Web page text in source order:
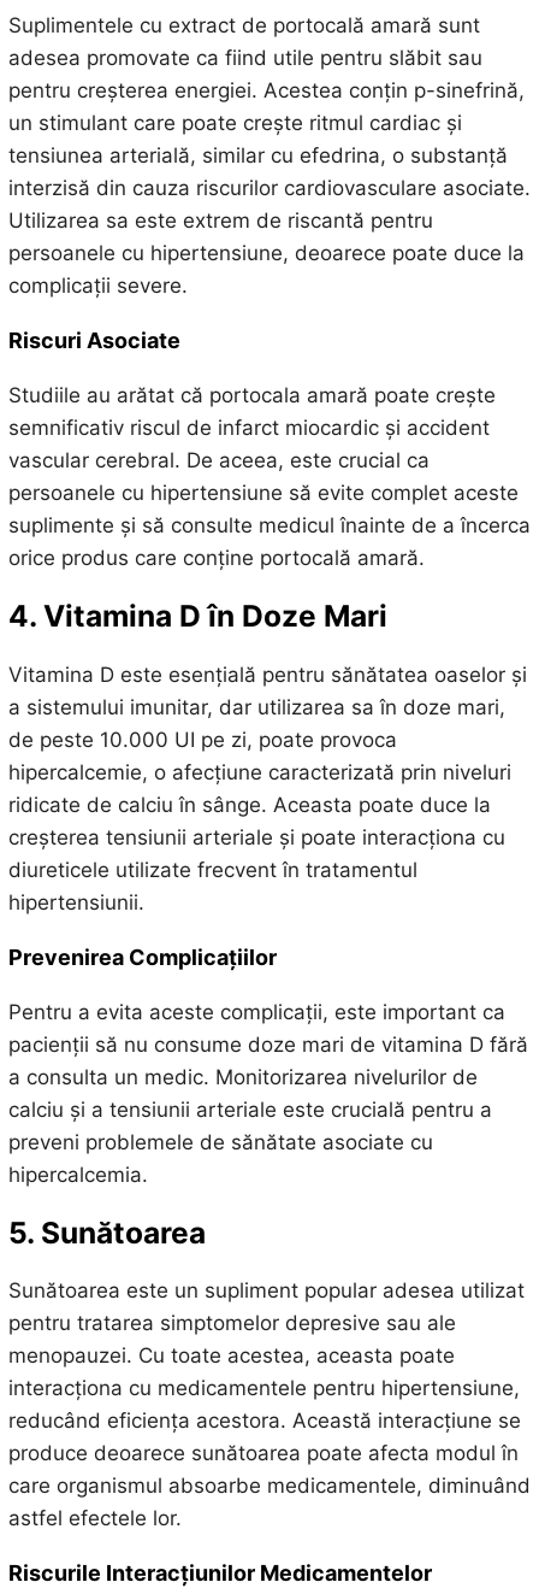
Suplimentele cu extract de portocală amară sunt
adesea promovate ca fiind utile pentru slăbit sau
pentru creșterea energiei. Acestea conțin p-sinefrină,
un stimulant care poate crește ritmul cardiac și
tensiunea arterială, similar cu efedrina, o substanță
interzisă din cauza riscurilor cardiovasculare asociate.
Utilizarea sa este extrem de riscantă pentru
persoanele cu hipertensiune, deoarece poate duce la
complicații severe.
Riscuri Asociate
Studiile au arătat că portocala amară poate crește
semnificativ riscul de infarct miocardic și accident
vascular cerebral. De aceea, este crucial ca
persoanele cu hipertensiune să evite complet aceste
suplimente și să consulte medicul înainte de a încerca
orice produs care conține portocală amară.
4. Vitamina D în Doze Mari
Vitamina D este esențială pentru sănătatea oaselor și
a sistemului imunitar, dar utilizarea sa în doze mari,
de peste 10.000 UI pe zi, poate provoca
hipercalcemie, o afecțiune caracterizată prin niveluri
ridicate de calciu în sânge. Aceasta poate duce la
creșterea tensiunii arteriale și poate interacționa cu
diureticele utilizate frecvent în tratamentul
hipertensiunii.
Prevenirea Complicațiilor
Pentru a evita aceste complicații, este important ca
pacienții să nu consume doze mari de vitamina D fără
a consulta un medic. Monitorizarea nivelurilor de
calciu și a tensiunii arteriale este crucială pentru a
preveni problemele de sănătate asociate cu
hipercalcemia.
5. Sunătoarea
Sunătoarea este un supliment popular adesea utilizat
pentru tratarea simptomelor depresive sau ale
menopauzei. Cu toate acestea, aceasta poate
interacționa cu medicamentele pentru hipertensiune,
reducând eficiența acestora. Această interacțiune se
produce deoarece sunătoarea poate afecta modul în
care organismul absoarbe medicamentele, diminuând
astfel efectele lor.
Riscurile Interacțiunilor Medicamentelor